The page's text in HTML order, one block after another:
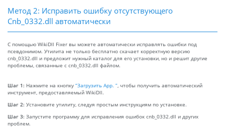
Метод 2: Исправить ошибку отсутствующего
Cnb_0332.dll автоматически
С помощью WikiDll Fixer вы можете автоматически исправлять ошибки под
псевдонимом. Утилита не только бесплатно скачает корректную версию
cnb_0332.dll и предложит нужный каталог для его установки, но и решит другие
проблемы, связанные с cnb_0332.dll файлом.
Шаг 1: Нажмите на кнопку “Загрузить App. ”, чтобы получить автоматический
инструмент, предоставляемый WikiDll.
Шаг 2: Установите утилиту, следуя простым инструкциям по установке.
Шаг 3: Запустите программу для исправления ошибок cnb_0332.dll и других
проблем.